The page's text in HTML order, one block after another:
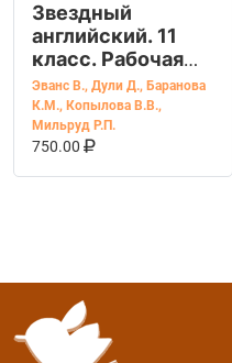
Звездный
английский. 11
класс. Рабочая
тетрадь.
Углубленный
уровень
Эванс В., Дули Д., Баранова
К.М., Копылова В.В.,
Мильруд Р.П.
750.00
В КОРЗИНУ